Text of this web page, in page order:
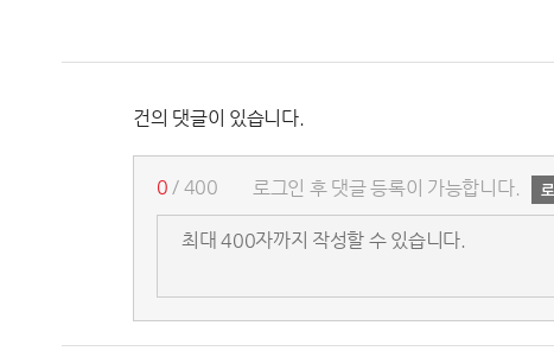
건의 댓글이 있습니다.
로그인 후 댓글 등록이 가능합니다.
0 / 400